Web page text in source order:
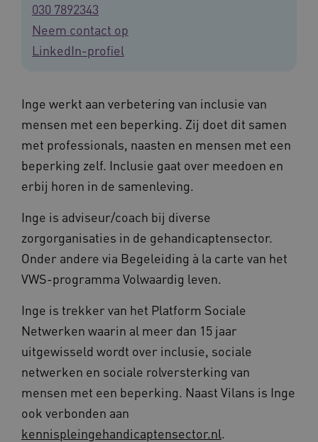
030 7892343
Neem contact op
LinkedIn-profiel
Inge werkt aan verbetering van inclusie van
mensen met een beperking. Zij doet dit samen
met professionals, naasten en mensen met een
beperking zelf. Inclusie gaat over meedoen en
erbij horen in de samenleving.
Inge is adviseur/coach bij diverse
zorgorganisaties in de gehandicaptensector.
Onder andere via Begeleiding à la carte van het
VWS-programma Volwaardig leven.
Inge is trekker van het Platform Sociale
Netwerken waarin al meer dan 15 jaar
uitgewisseld wordt over inclusie, sociale
netwerken en sociale rolversterking van
mensen met een beperking. Naast Vilans is Inge
ook verbonden aan
kennispleingehandicaptensector.nl.